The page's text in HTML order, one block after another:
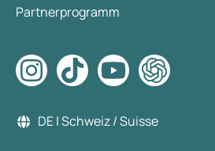
Partnerprogramm
DE | Schweiz / Suisse